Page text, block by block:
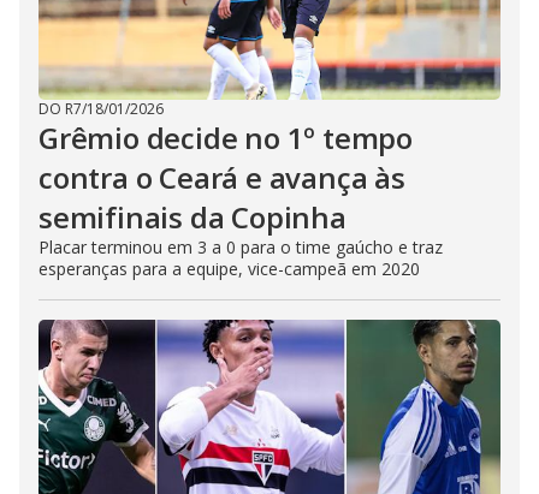
DO R7/18/01/2026
Grêmio decide no 1º tempo
contra o Ceará e avança às
semifinais da Copinha
Placar terminou em 3 a 0 para o time gaúcho e traz
esperanças para a equipe, vice-campeã em 2020